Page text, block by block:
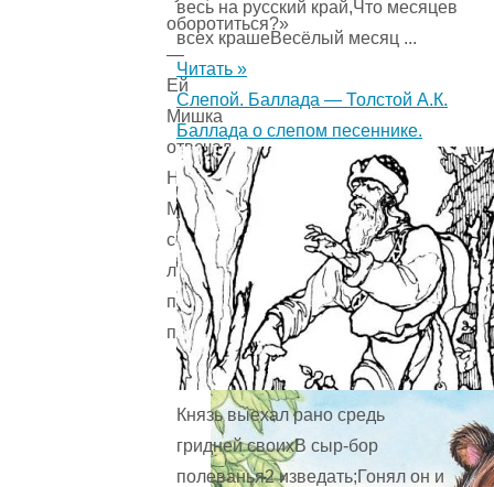
оборотиться?»
—
Ей
Мишка
отвечал.
Но
Мишенькин
совет
лишь
попусту
пропал.
весь на русский край,Что месяцев
всех крашеВесёлый месяц ...
Читать »
Слепой. Баллада — Толстой А.К.
Баллада о слепом песеннике.
Князь выехал рано средь
гридней своихВ сыр-бор
полеванья2 изведать;Гонял он и